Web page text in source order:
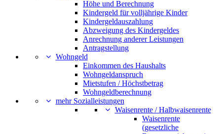
Höhe und Berechnung
Kindergeld für volljährige Kinder
Kindergeldauszahlung
Abzweigung des Kindergeldes
Anrechnung anderer Leistungen
Antragstellung
Wohngeld
Einkommen des Haushalts
Wohngeldanspruch
Mietstufen / Höchstbetrag
Wohngeldberechnung
mehr Sozialleistungen
Waisenrente / Halbwaisenrente
Waisenrente
(gesetzliche